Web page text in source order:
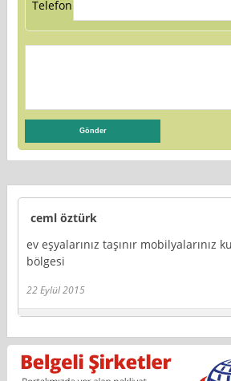
Telefon:
ceml öztürk
ev eşyalarınız taşınır mobilyalarınız
bölgesi
22 Eylül 2015